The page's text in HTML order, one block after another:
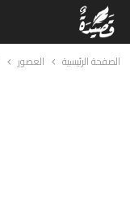
الصفحة الرئيسية العصور